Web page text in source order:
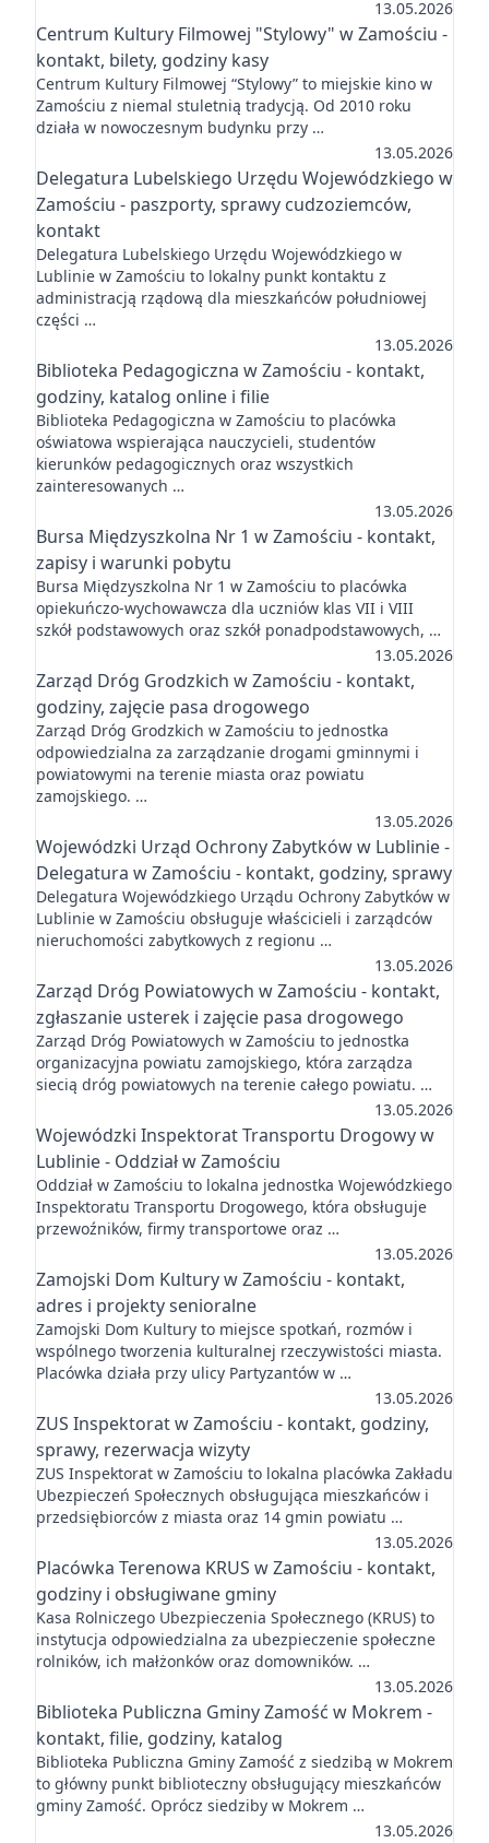
13.05.2026
Centrum Kultury Filmowej "Stylowy" w Zamościu -
kontakt, bilety, godziny kasy
Centrum Kultury Filmowej “Stylowy” to miejskie kino w
Zamościu z niemal stuletnią tradycją. Od 2010 roku
działa w nowoczesnym budynku przy …
13.05.2026
Delegatura Lubelskiego Urzędu Wojewódzkiego w
Zamościu - paszporty, sprawy cudzoziemców,
kontakt
Delegatura Lubelskiego Urzędu Wojewódzkiego w
Lublinie w Zamościu to lokalny punkt kontaktu z
administracją rządową dla mieszkańców południowej
części …
13.05.2026
Biblioteka Pedagogiczna w Zamościu - kontakt,
godziny, katalog online i filie
Biblioteka Pedagogiczna w Zamościu to placówka
oświatowa wspierająca nauczycieli, studentów
kierunków pedagogicznych oraz wszystkich
zainteresowanych …
13.05.2026
Bursa Międzyszkolna Nr 1 w Zamościu - kontakt,
zapisy i warunki pobytu
Bursa Międzyszkolna Nr 1 w Zamościu to placówka
opiekuńczo-wychowawcza dla uczniów klas VII i VIII
szkół podstawowych oraz szkół ponadpodstawowych, …
13.05.2026
Zarząd Dróg Grodzkich w Zamościu - kontakt,
godziny, zajęcie pasa drogowego
Zarząd Dróg Grodzkich w Zamościu to jednostka
odpowiedzialna za zarządzanie drogami gminnymi i
powiatowymi na terenie miasta oraz powiatu
zamojskiego. …
13.05.2026
Wojewódzki Urząd Ochrony Zabytków w Lublinie -
Delegatura w Zamościu - kontakt, godziny, sprawy
Delegatura Wojewódzkiego Urządu Ochrony Zabytków w
Lublinie w Zamościu obsługuje właścicieli i zarządców
nieruchomości zabytkowych z regionu …
13.05.2026
Zarząd Dróg Powiatowych w Zamościu - kontakt,
zgłaszanie usterek i zajęcie pasa drogowego
Zarząd Dróg Powiatowych w Zamościu to jednostka
organizacyjna powiatu zamojskiego, która zarządza
siecią dróg powiatowych na terenie całego powiatu. …
13.05.2026
Wojewódzki Inspektorat Transportu Drogowy w
Lublinie - Oddział w Zamościu
Oddział w Zamościu to lokalna jednostka Wojewódzkiego
Inspektoratu Transportu Drogowego, która obsługuje
przewoźników, firmy transportowe oraz …
13.05.2026
Zamojski Dom Kultury w Zamościu - kontakt,
adres i projekty senioralne
Zamojski Dom Kultury to miejsce spotkań, rozmów i
wspólnego tworzenia kulturalnej rzeczywistości miasta.
Placówka działa przy ulicy Partyzantów w …
13.05.2026
ZUS Inspektorat w Zamościu - kontakt, godziny,
sprawy, rezerwacja wizyty
ZUS Inspektorat w Zamościu to lokalna placówka Zakładu
Ubezpieczeń Społecznych obsługująca mieszkańców i
przedsiębiorców z miasta oraz 14 gmin powiatu …
13.05.2026
Placówka Terenowa KRUS w Zamościu - kontakt,
godziny i obsługiwane gminy
Kasa Rolniczego Ubezpieczenia Społecznego (KRUS) to
instytucja odpowiedzialna za ubezpieczenie społeczne
rolników, ich małżonków oraz domowników. …
13.05.2026
Biblioteka Publiczna Gminy Zamość w Mokrem -
kontakt, filie, godziny, katalog
Biblioteka Publiczna Gminy Zamość z siedzibą w Mokrem
to główny punkt biblioteczny obsługujący mieszkańców
gminy Zamość. Oprócz siedziby w Mokrem …
13.05.2026